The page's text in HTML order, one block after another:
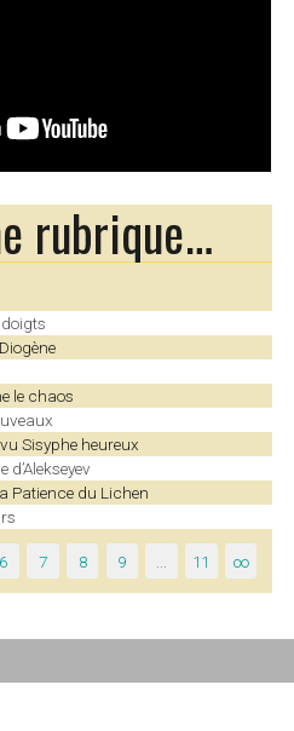
rubrique…
doigts
le chaos
Sisyphe heureux
Patience du Lichen
6 7 8 9 11 ∞